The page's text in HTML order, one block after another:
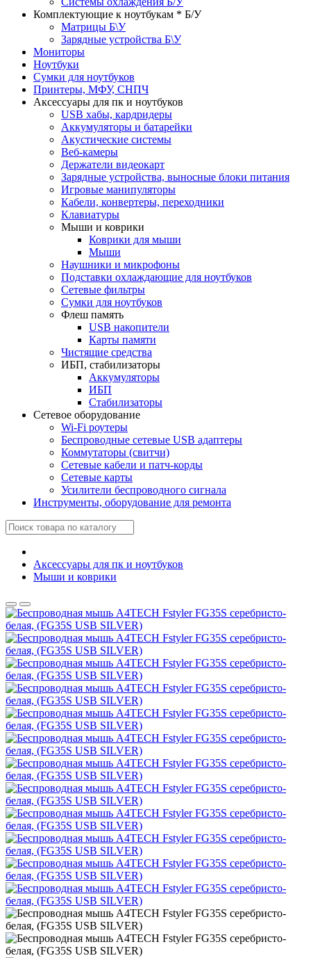
Комплектующие к ноутбукам * Б/У
Матрицы Б\У
Зарядные устройства Б\У
Мониторы
Ноутбуки
Сумки для ноутбуков
Принтеры, МФУ, СНПЧ
Аксессуары для пк и ноутбуков
USB хабы, кардридеры
Аккумуляторы и батарейки
Акустические системы
Веб-камеры
Держатели видеокарт
Зарядные устройства, выносные блоки питания
Игровые манипуляторы
Кабели, конвертеры, переходники
Клавиатуры
Мыши и коврики
Коврики для мыши
Мыши
Наушники и микрофоны
Подставки охлаждающие для ноутбуков
Сетевые фильтры
Сумки для ноутбуков
Флеш память
USB накопители
Карты памяти
Чистящие средства
ИБП, стабилизаторы
Аккумуляторы
ИБП
Стабилизаторы
Сетевое оборудование
Wi-Fi роутеры
Беспроводные сетевые USB адаптеры
Коммутаторы (свитчи)
Сетевые кабели и патч-корды
Сетевые карты
Усилители беспроводного сигнала
Инструменты, оборудование для ремонта
Аксессуары для пк и ноутбуков
Мыши и коврики